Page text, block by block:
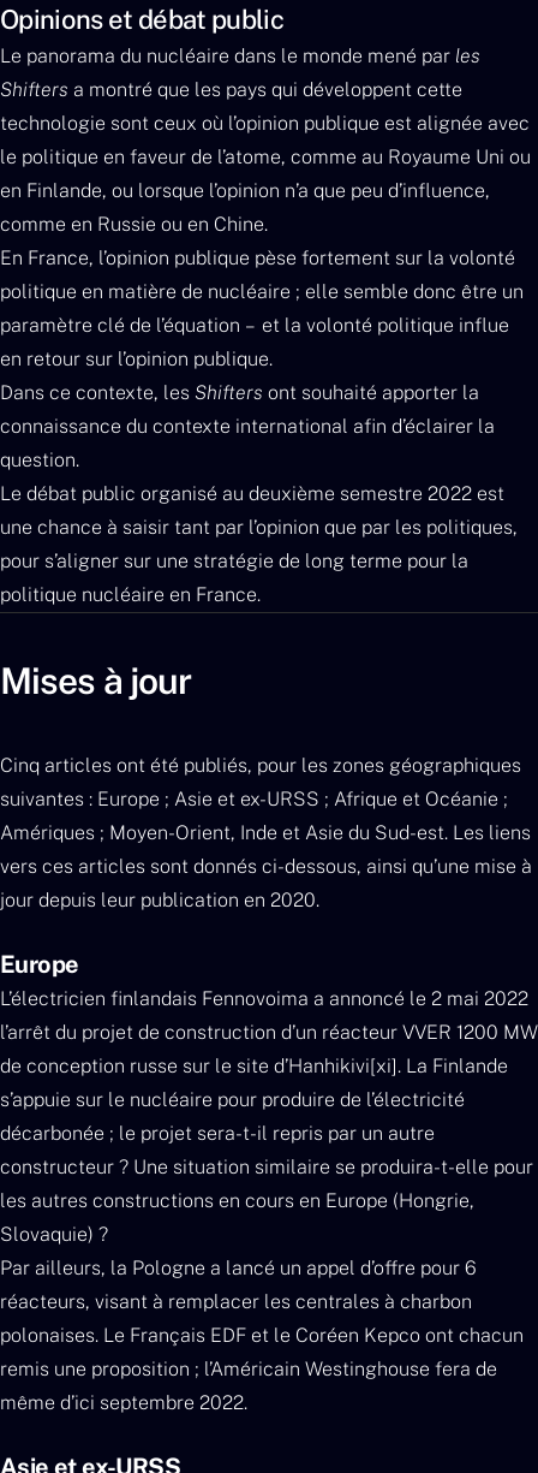
Opinions et débat public
Le panorama du nucléaire dans le monde mené par les
Shifters a montré que les pays qui développent cette
technologie sont ceux où l’opinion publique est alignée avec
le politique en faveur de l’atome, comme au Royaume Uni ou
en Finlande, ou lorsque l’opinion n’a que peu d’influence,
comme en Russie ou en Chine.
En France, l’opinion publique pèse fortement sur la volonté
politique en matière de nucléaire ; elle semble donc être un
paramètre clé de l’équation – et la volonté politique influe
en retour sur l’opinion publique.
Dans ce contexte, les Shifters ont souhaité apporter la
connaissance du contexte international afin d’éclairer la
question.
Le débat public organisé au deuxième semestre 2022 est
une chance à saisir tant par l’opinion que par les politiques,
pour s’aligner sur une stratégie de long terme pour la
politique nucléaire en France.
Mises à jour
Cinq articles ont été publiés, pour les zones géographiques
suivantes : Europe ; Asie et ex-URSS ; Afrique et Océanie ;
Amériques ; Moyen-Orient, Inde et Asie du Sud-est. Les liens
vers ces articles sont donnés ci-dessous, ainsi qu’une mise à
jour depuis leur publication en 2020.
Europe
L’électricien finlandais Fennovoima a annoncé le 2 mai 2022
l’arrêt du projet de construction d’un réacteur VVER 1200 MW
de conception russe sur le site d’Hanhikivi[xi]. La Finlande
s’appuie sur le nucléaire pour produire de l’électricité
décarbonée ; le projet sera-t-il repris par un autre
constructeur ? Une situation similaire se produira-t-elle pour
les autres constructions en cours en Europe (Hongrie,
Slovaquie) ?
Par ailleurs, la Pologne a lancé un appel d’offre pour 6
réacteurs, visant à remplacer les centrales à charbon
polonaises. Le Français EDF et le Coréen Kepco ont chacun
remis une proposition ; l’Américain Westinghouse fera de
même d’ici septembre 2022.
Asie et ex-URSS